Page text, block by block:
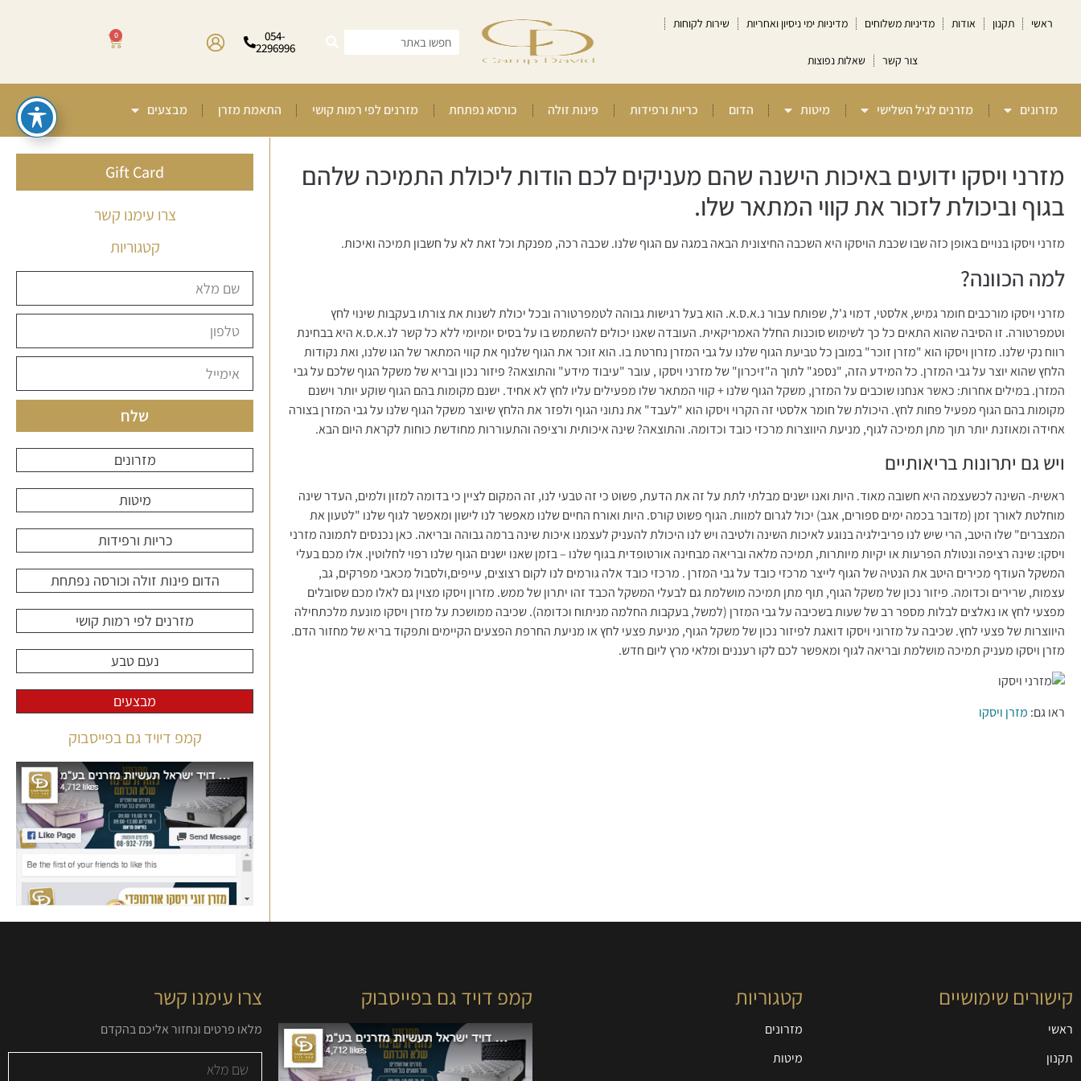
ראשי תקנון אודות מדיניות משלוחים מדיניות ימי ניסיון ואחריות שירות לקוחות
צור קשר שאלות נפוצות
054-
2296996
0
מזרונים מזרנים לגיל השלישי מיטות הדום כריות ורפידות פינות זולה כורסא נפתחת מזרנים לפי רמות קושי התאמת מזרן מבצעים
מזרני ויסקו ידועים באיכות הישנה שהם מעניקים לכם הודות ליכולת התמיכה שלהם
בגוף וביכולת לזכור את קווי המתאר שלו.
מזרני ויסקו בנויים באופן כזה שבו שכבת הויסקו היא השכבה החיצונית הבאה במגה עם הגוף שלנו. שכבה רכה, מפנקת וכל זאת לא על חשבון תמיכה ואיכות.
למה הכוונה?
מזרני ויסקו מורכבים חומר גמיש, אלסטי, דמוי ג'ל, שפותח עבור נ.א.ס.א. הוא בעל רגישות גבוהה לטמפרטורה ובכל יכולת לשנות את צורתו בעקבות שינוי לחץ
וטמפרטורה. זו הסיבה שהוא התאים כל כך לשימוש סוכנות החלל האמריקאית. העובדה שאנו יכולים להשתמש בו על בסיס יומיומי ללא כל קשר לנ.א.ס.א היא בבחינת
רווח נקי שלנו. מזרון ויסקו הוא "מזרן זוכר" במובן כל טביעת הגוף שלנו על גבי המזרן נחרטת בו. הוא זוכר את הגוף שלנוף את קווי המתאר של הגו שלנו, ואת נקודות
הלחץ שהוא יוצר על גבי המזרן. כל המידע הזה, "נספג" לתוך ה"זיכרון" של מזרני ויסקו , עובר "עיבוד מידע" והתוצאה? פיזור נכון ובריא של משקל הגוף שלכם על גבי
המזרן. במילים אחרות: כאשר אנחנו שוכבים על המזרן, משקל הגוף שלנו + קווי המתאר שלו מפעילים עליו לחץ לא אחיד. ישנם מקומות בהם הגוף שוקע יותר וישנם
מקומות בהם הגוף מפעיל פחות לחץ. היכולת של חומר אלסטי זה הקרוי ויסקו הוא "לעבד" את נתוני הגוף ולפזר את הלחץ שיוצר משקל הגוף שלנו על גבי המזרן בצורה
אחידה ומאוזנת יותר תוך מתן תמיכה לגוף, מניעת היווצרות מרכזי כובד וכדומה. והתוצאה? שינה איכותית ורציפה והתעוררות מחודשת כוחות לקראת היום הבא.
ויש גם יתרונות בריאותיים
ראשית- השינה לכשעצמה היא חשובה מאוד. היות ואנו ישנים מבלתי לתת על זה את הדעת, פשוט כי זה טבעי לנו, זה המקום לציין כי בדומה למזון ולמים, העדר שינה
מוחלטת לאורך זמן (מדובר בכמה ימים ספורים, אגב) יכול לגרום למוות. הגוף פשוט קורס. היות ואורח החיים שלנו מאפשר לנו לישון ומאפשר לגוף שלנו "לטעון את
המצברים" שלו היטב, הרי שיש לנו פריבילגיה בנוגע לאיכות השינה ולטיבה ויש לנו היכולת להעניק לעצמנו איכות שינה ברמה גבוהה ובריאה. כאן נכנסים לתמונה מזרני
ויסקו: שינה רציפה ונטולת הפרעות או יקיות מיותרות, תמיכה מלאה ובריאה מבחינה אורטופדית בגוף שלנו – בזמן שאנו ישנים הגוף שלנו רפוי לחלוטין. אלו מכם בעלי
המשקל העודף מכירים היטב את הנטיה של הגוף לייצר מרכזי כובד על גבי המזרן . מרכזי כובד אלה גורמים לנו לקום רצוצים, עייפים,ולסבול מכאבי מפרקים, גב,
עצמות, שרירים וכדומה. פיזור נכון של משקל הגוף, תוף מתן תמיכה מושלמת גם לבעלי המשקל הכבד זהו יתרון של ממש. מזרון ויסקו מצוין גם לאלו מכם שסובלים
מפצעי לחץ או נאלצים לבלות מספר רב של שעות בשכיבה על גבי המזרן (למשל, בעקבות החלמה מניתוח וכדומה). שכיבה ממושכת על מזרן ויסקו מונעת מלכתחילה
היווצרות של פצעי לחץ. שכיבה על מזרוני ויסקו דואגת לפיזור נכון של משקל הגוף, מניעת פצעי לחץ או מניעת החרפת הפצעים הקיימים ותפקוד בריא של מחזור הדם.
מזרן ויסקו מעניק תמיכה מושלמת ובריאה לגוף ומאפשר לכם לקו רעננים ומלאי מרץ ליום חדש.
ראו גם: מזרן ויסקו
Gift Card
צרו עימנו קשר
קטגוריות
שלח
מזרונים
מיטות
כריות ורפידות
הדום פינות זולה וכורסה נפתחת
מזרנים לפי רמות קושי
נעם טבע
מבצעים
קמפ דיויד גם בפייסבוק
קישורים שימושיים
ראשי
תקנון
קטגוריות
מזרונים
מיטות
קמפ דויד גם בפייסבוק צרו עימנו קשר
מלאו פרטים ונחזור אליכם בהקדם